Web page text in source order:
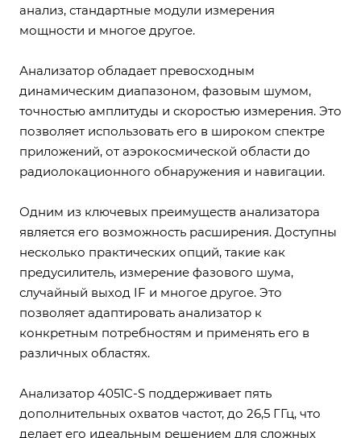
анализ, стандартные модули измерения
мощности и многое другое.
Анализатор обладает превосходным
динамическим диапазоном, фазовым шумом,
точностью амплитуды и скоростью измерения. Это
позволяет использовать его в широком спектре
приложений, от аэрокосмической области до
радиолокационного обнаружения и навигации.
Одним из ключевых преимуществ анализатора
является его возможность расширения. Доступны
несколько практических опций, такие как
предусилитель, измерение фазового шума,
случайный выход IF и многое другое. Это
позволяет адаптировать анализатор к
конкретным потребностям и применять его в
различных областях.
Анализатор 4051C-S поддерживает пять
дополнительных охватов частот, до 26,5 ГГц, что
делает его идеальным решением для сложных